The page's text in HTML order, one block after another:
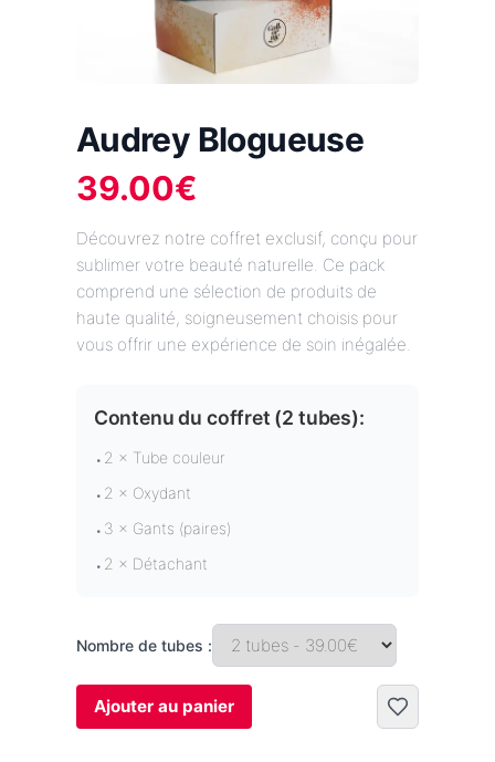
Audrey Blogueuse
39.00€
Découvrez notre coffret exclusif, conçu pour
sublimer votre beauté naturelle. Ce pack
comprend une sélection de produits de
haute qualité, soigneusement choisis pour
vous offrir une expérience de soin inégalée.
Contenu du coffret (2 tubes):
• 2 × Tube couleur
• 2 × Oxydant
• 3 × Gants (paires)
• 2 × Détachant
Nombre de tubes :
Ajouter au panier